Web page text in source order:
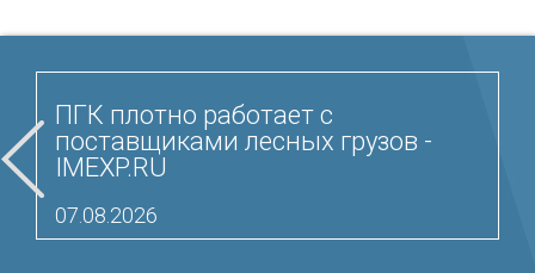
ПГК плотно работает с
поставщиками лесных грузов -
IMEXP.RU
07.08.2026